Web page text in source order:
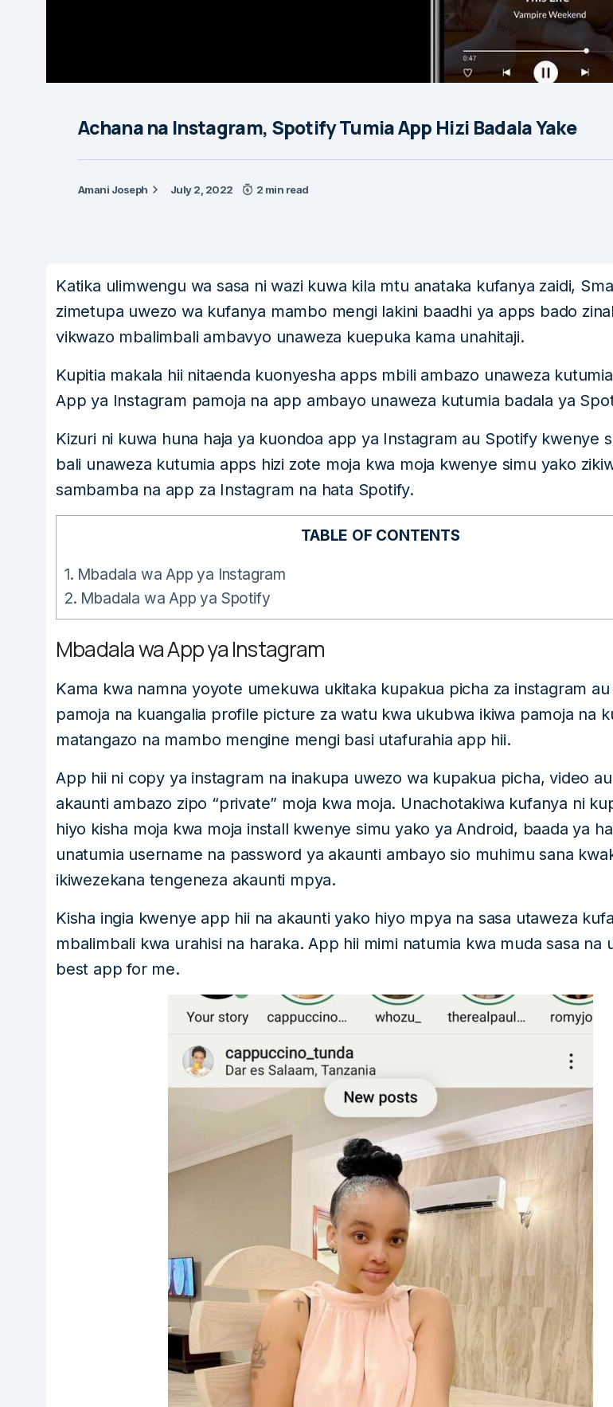
Achana na Instagram, Spotify Tumia App Hizi Badala Yake
Amani Joseph July 2, 2022 2 min read
Katika ulimwengu wa sasa ni wazi kuwa kila mtu anataka kufanya zaidi,
zimetupa uwezo wa kufanya mambo mengi lakini baadhi ya apps bado
vikwazo mbalimbali ambavyo unaweza kuepuka kama unahitaji.
Kupitia makala hii nitaenda kuonyesha apps mbili ambazo unaweza
App ya Instagram pamoja na app ambayo unaweza kutumia badala ya
Kizuri ni kuwa huna haja ya kuondoa app ya Instagram au Spotify kwenye
bali unaweza kutumia apps hizi zote moja kwa moja kwenye simu yako
sambamba na app za Instagram na hata Spotify.
TABLE OF CONTENTS
1. Mbadala wa App ya Instagram
2. Mbadala wa App ya Spotify
Mbadala wa App ya Instagram
Kama kwa namna yoyote umekuwa ukitaka kupakua picha za instagram
pamoja na kuangalia profile picture za watu kwa ukubwa ikiwa pamoja na
matangazo na mambo mengine mengi basi utafurahia app hii.
App hii ni copy ya instagram na inakupa uwezo wa kupakua picha, video
akaunti ambazo zipo “private” moja kwa moja. Unachotakiwa kufanya ni
hiyo kisha moja kwa moja install kwenye simu yako ya Android, baada ya
unatumia username na password ya akaunti ambayo sio muhimu sana
ikiwezekana tengeneza akaunti mpya.
Kisha ingia kwenye app hii na akaunti yako hiyo mpya na sasa utaweza
mbalimbali kwa urahisi na haraka. App hii mimi natumia kwa muda sasa na
best app for me.